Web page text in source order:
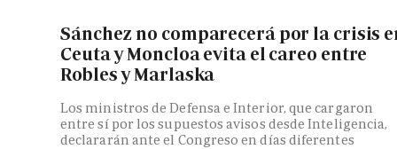
Sánchez no comparecerá por la crisis
Ceuta y Moncloa evita el careo entre
Robles y Marlaska
Los ministros de Defensa e Interior, que cargaron
entre sí por los supuestos avisos desde Inteligencia,
declararán ante el Congreso en días diferentes